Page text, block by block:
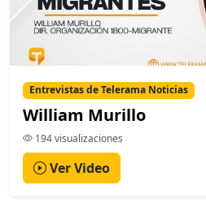
Entrevistas de Telerama Noticias
William Murillo
194 visualizaciones
Ver Video